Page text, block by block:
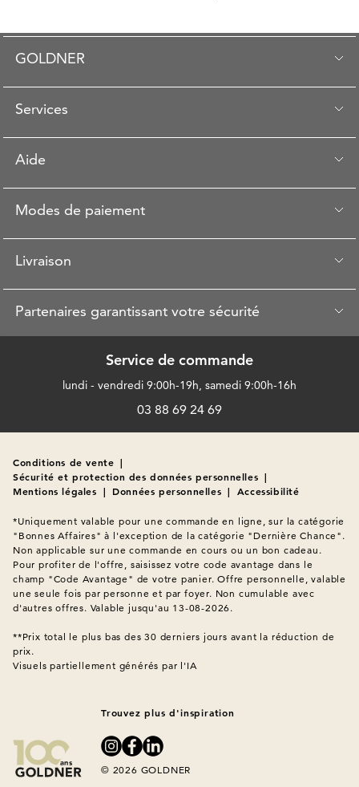
GOLDNER
Services
Aide
Modes de paiement
Livraison
Partenaires garantissant votre sécurité
Service de commande
lundi - vendredi 9:00h-19h, samedi 9:00h-16h
03 88 69 24 69
Conditions de vente |
Sécurité et protection des données personnelles |
Mentions légales | Données personnelles | Accessibilité
*Uniquement valable pour une commande en ligne, sur la catégorie
"Bonnes Affaires" à l'exception de la catégorie "Dernière Chance".
Non applicable sur une commande en cours ou un bon cadeau.
Pour profiter de l'offre, saisissez votre code avantage dans le
champ "Code Avantage" de votre panier. Offre personnelle, valable
une seule fois par personne et par foyer. Non cumulable avec
d'autres offres. Valable jusqu'au 13-08-2026.
**Prix total le plus bas des 30 derniers jours avant la réduction de
Visuels partiellement générés par l'IA
Trouvez plus d'inspiration
© 2026 GOLDNER